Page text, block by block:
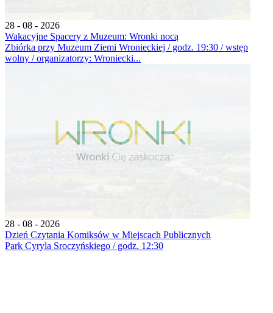
28 - 08 - 2026
Wakacyjne Spacery z Muzeum: Wronki nocą
Zbiórka przy Muzeum Ziemi Wronieckiej / godz. 19:30 / wstęp
wolny / organizatorzy: Wroniecki...
28 - 08 - 2026
Dzień Czytania Komiksów w Miejscach Publicznych
Park Cyryla Sroczyńskiego / godz. 12:30